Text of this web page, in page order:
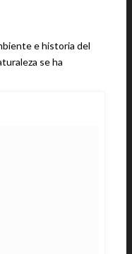
e historia del
se ha